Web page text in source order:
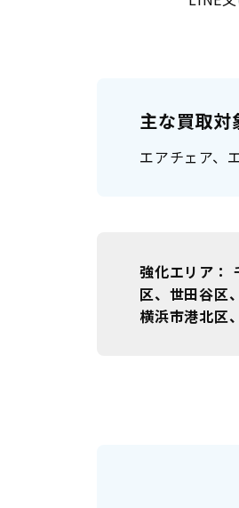
主な買取対
エアチェア、
強化エリア
区、世田谷区
横浜市港北区